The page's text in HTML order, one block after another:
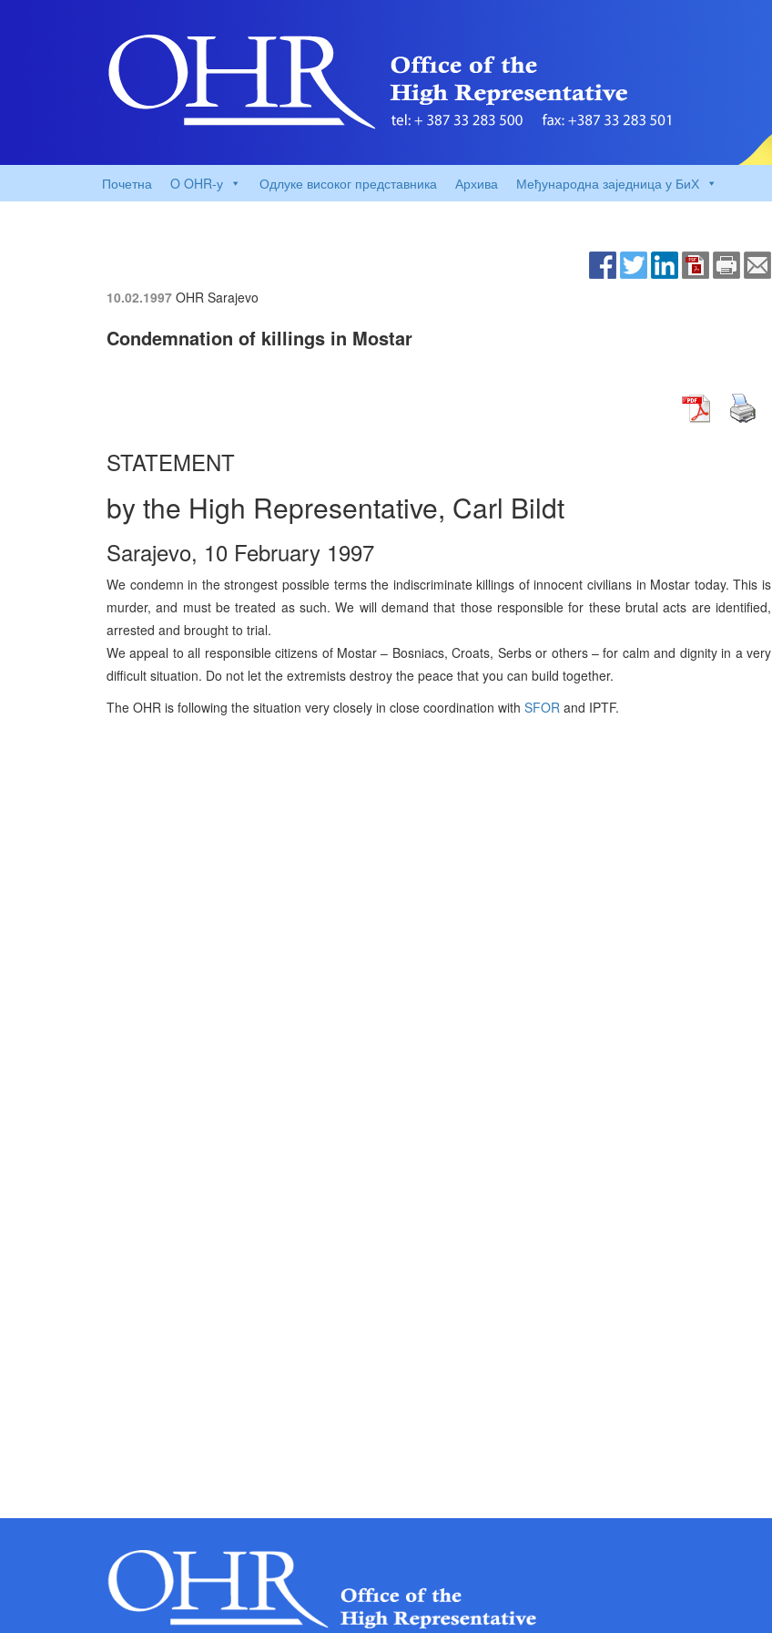
Почетна O OHR-у Одлуке високог представника Архива Међународна заједница у БиХ
10.02.1997 OHR Sarajevo
Condemnation of killings in Mostar
STATEMENT
by the High Representative, Carl Bildt
Sarajevo, 10 February 1997
We condemn in the strongest possible terms the indiscriminate killings of innocent civilians in Mostar today. This is
murder, and must be treated as such. We will demand that those responsible for these brutal acts are identified,
arrested and brought to trial.
We appeal to all responsible citizens of Mostar – Bosniacs, Croats, Serbs or others – for calm and dignity in a very
difficult situation. Do not let the extremists destroy the peace that you can build together.
The OHR is following the situation very closely in close coordination with SFOR and IPTF.